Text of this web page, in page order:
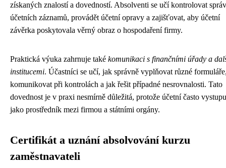
získaných znalostí a dovedností. Absolventi se učí kontrolovat
účetních záznamů, provádět účetní opravy a zajišťovat, aby účetní
závěrka poskytovala věrný obraz o hospodaření firmy.
Praktická výuka zahrnuje také komunikaci s finančními úřady a
institucemi. Účastníci se učí, jak správně vyplňovat různé
komunikovat při kontrolách a jak řešit případné nesrovnalosti. Tato
dovednost je v praxi nesmírně důležitá, protože účetní často
jako prostředník mezi firmou a státními orgány.
Certifikát a uznání absolvování kurzu
zaměstnavateli